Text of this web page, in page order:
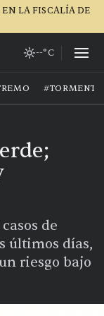
LA FISCALÍA DE
--°C
de
últimos días,
riesgo bajo